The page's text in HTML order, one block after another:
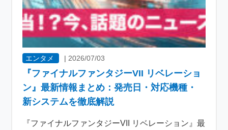
エンタメ | 2026/07/03
『ファイナルファンタジーVII リベレーショ
ン』最新情報まとめ：発売日・対応機種・
新システムを徹底解説
『ファイナルファンタジーVII リベレーション』最